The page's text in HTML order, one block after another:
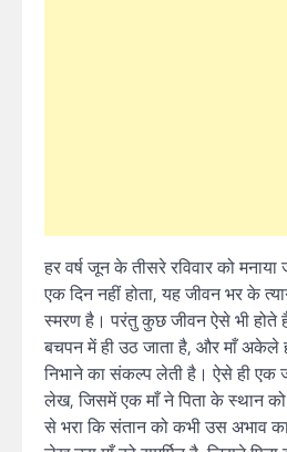
हर वर्ष जून के तीसरे रविवार को
एक दिन नहीं होता, यह जीवन भर के
स्मरण है। परंतु कुछ जीवन ऐसे भी होते हैं
बचपन में ही उठ जाता है, और माँ अकेले
निभाने का संकल्प लेती है। ऐसे ही एक
लेख, जिसमें एक माँ ने पिता के स्थान को
से भरा कि संतान को कभी उस अभाव